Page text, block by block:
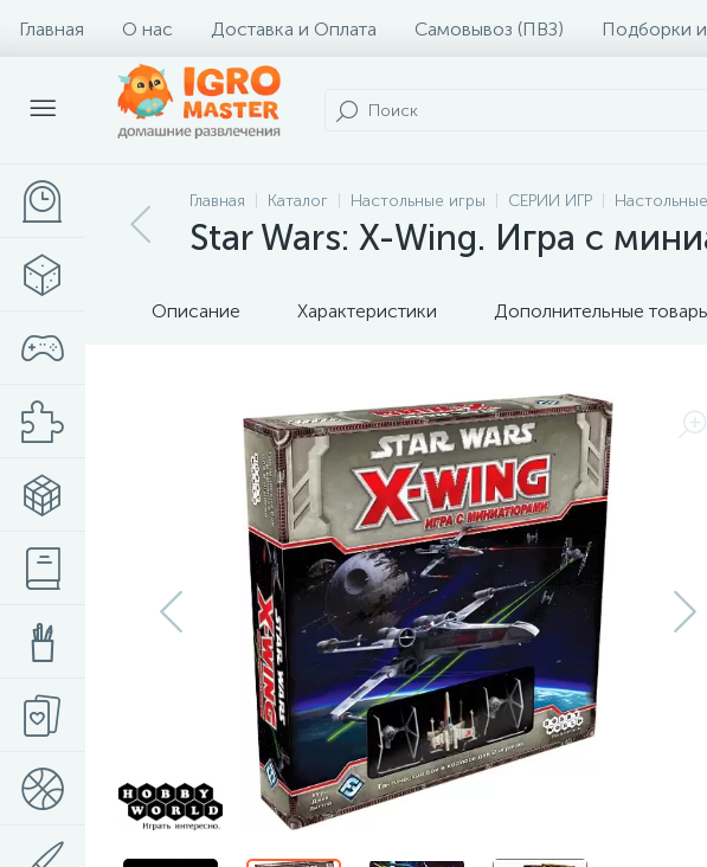
Главная О нас Доставка и Оплата Самовывоз (ПВЗ) Подборки
Главная Каталог Настольные игры СЕРИИ ИГР
Star Wars: X-Wing. Игра с
Описание Характеристики Дополнительные